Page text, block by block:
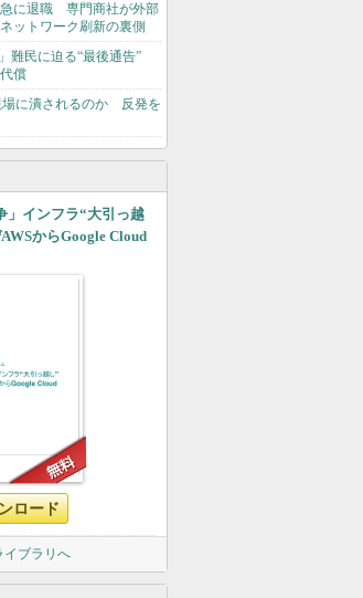
急に退職 専門商社が外部
ットワーク刷新の裏側
」難民に迫る“最後通告”
償
場に潰されるのか 反発を
」インフラ“大引っ越
からGoogle Cloud
ロード
イブラリへ